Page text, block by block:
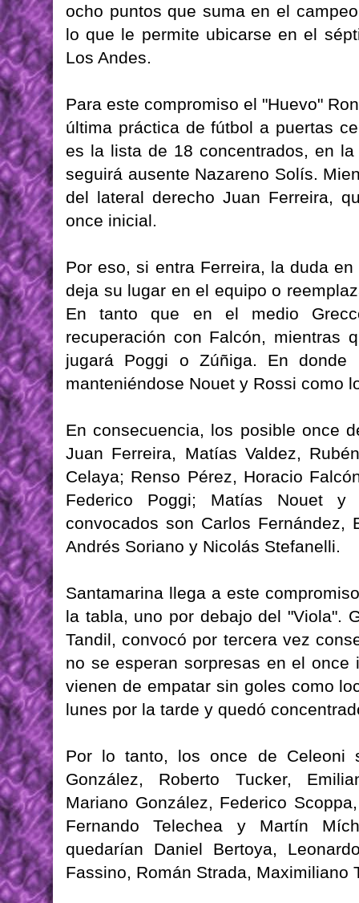
ocho puntos que suma en el
lo que le permite ubicarse en el
Los Andes.
Para este compromiso el "Huevo"
última práctica de fútbol a puertas
es la lista de 18 concentrados, en
seguirá ausente Nazareno Solís.
del lateral derecho Juan Ferreira,
once inicial.
Por eso, si entra Ferreira, la duda
deja su lugar en el equipo o
En tanto que en el medio
recuperación con Falcón, mientras
jugará Poggi o Zúñiga. En
manteniéndose Nouet y Rossi como
En consecuencia, los posible once
Juan Ferreira, Matías Valdez,
Celaya; Renso Pérez, Horacio
Federico Poggi; Matías Nouet
convocados son Carlos Fernández,
Andrés Soriano y Nicolás Stefanelli.
Santamarina llega a este
la tabla, uno por debajo del "Viola".
Tandil, convocó por tercera vez
no se esperan sorpresas en el
vienen de empatar sin goles como
lunes por la tarde y quedó
Por lo tanto, los once de Celeoni
González, Roberto Tucker,
Mariano González, Federico
Fernando Telechea y Martín
quedarían Daniel Bertoya,
Fassino, Román Strada, Maximiliano